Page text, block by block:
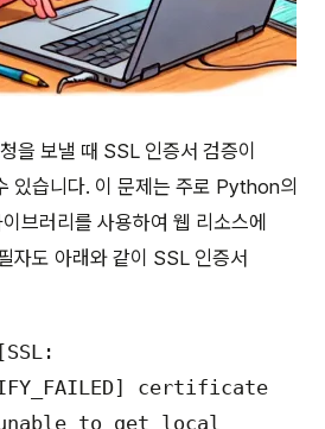
을 보낼 때 SSL 인증서 검증이
있습니다. 이 문제는 주로 Python의
브러리를 사용하여 웹 리소스에
자도 아래와 같이 SSL 인증서
certificate
to get local